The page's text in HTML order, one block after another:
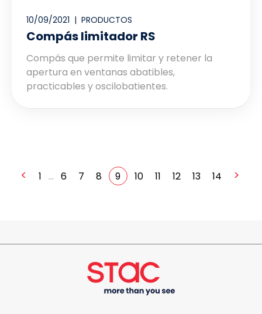
10/09/2021 | PRODUCTOS
Compás limitador RS
Compás que permite limitar y retener la
apertura en ventanas abatibles,
practicables y oscilobatientes.
< 1 ... 6 7 8 9 10 11 12 13 14 >